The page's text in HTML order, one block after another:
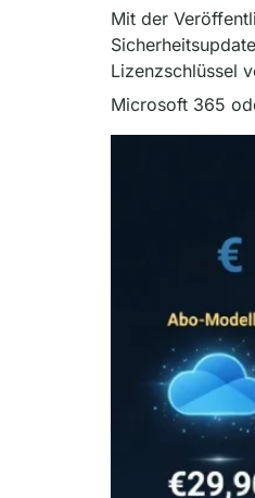
Mit der
Lizenzschlüssel
Microsoft 365